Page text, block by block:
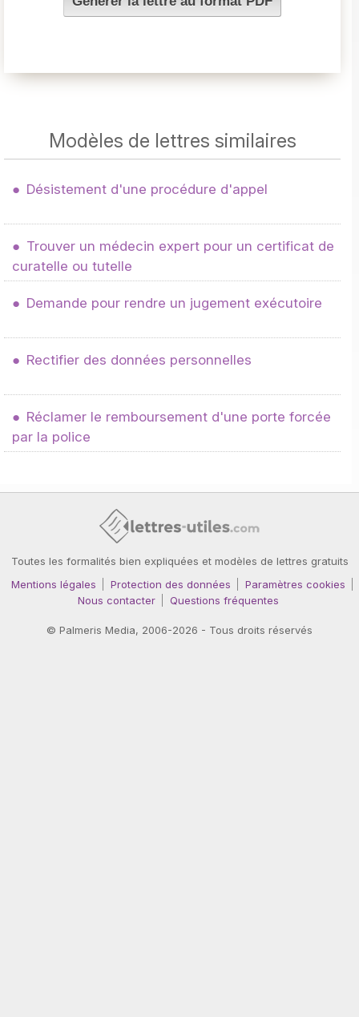
Modèles de lettres similaires
Désistement d'une procédure d'appel
Trouver un médecin expert pour un certificat de
curatelle ou tutelle
Demande pour rendre un jugement exécutoire
Rectifier des données personnelles
Réclamer le remboursement d'une porte forcée
par la police
Toutes les formalités bien expliquées et modèles de lettres gratuits
Mentions légales
Protection des données
Paramètres cookies
Nous contacter
Questions fréquentes
© Palmeris Media, 2006-2026 - Tous droits réservés